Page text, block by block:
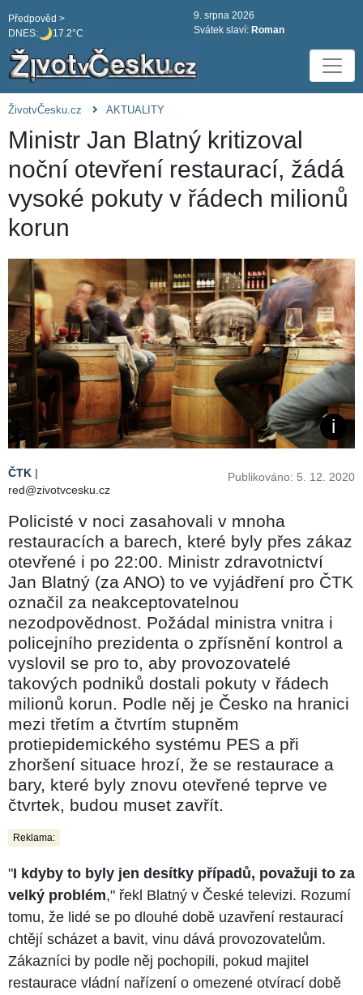
DNES: 17.2°C
Předpověd >
9. srpna 2026
Svátek slaví: Roman
ŽivotvČesku.cz AKTUALITY
Ministr Jan Blatný kritizoval
noční otevření restaurací, žádá
vysoké pokuty v řádech milionů
korun
ČTK |
red@zivotvcesku.cz
Publikováno: 5. 12. 2020
Policisté v noci zasahovali v mnoha
restauracích a barech, které byly přes zákaz
otevřené i po 22:00. Ministr zdravotnictví
Jan Blatný (za ANO) to ve vyjádření pro ČTK
označil za neakceptovatelnou
nezodpovědnost. Požádal ministra vnitra i
policejního prezidenta o zpřísnění kontrol a
vyslovil se pro to, aby provozovatelé
takových podniků dostali pokuty v řádech
milionů korun. Podle něj je Česko na hranici
mezi třetím a čtvrtím stupněm
protiepidemického systému PES a při
zhoršení situace hrozí, že se restaurace a
bary, které byly znovu otevřené teprve ve
čtvrtek, budou muset zavřít.
Reklama:
"I kdyby to byly jen desítky případů, považuji to za
velký problém," řekl Blatný v České televizi. Rozumí
tomu, že lidé se po dlouhé době uzavření restaurací
chtějí scházet a bavit, vinu dává provozovatelům.
Zákazníci by podle něj pochopili, pokud majitel
restaurace vládní nařízení o omezené otvírací době